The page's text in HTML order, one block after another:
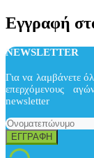
Εγγραφή
NEWSLETTER
Για να λαμβάνετε
επερχόμενους
newsletter